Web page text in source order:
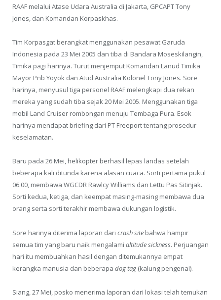
RAAF melalui Atase Udara Australia di Jakarta, GPCAPT Tony
Jones, dan Komandan Korpaskhas.
Tim Korpasgat berangkat menggunakan pesawat Garuda
Indonesia pada 23 Mei 2005 dan tiba di Bandara Moseskilangin,
Timika pagi harinya. Turut menjemput Komandan Lanud Timika
Mayor Pnb Yoyok dan Atud Australia Kolonel Tony Jones. Sore
harinya, menyusul tiga personel RAAF melengkapi dua rekan
mereka yang sudah tiba sejak 20 Mei 2005. Menggunakan tiga
mobil Land Cruiser rombongan menuju Tembaga Pura. Esok
harinya mendapat briefing dari PT Freeport tentang prosedur
keselamatan.
Baru pada 26 Mei, helikopter berhasil lepas landas setelah
beberapa kali ditunda karena alasan cuaca. Sorti pertama pukul
06.00, membawa WGCDR Rawlcy Williams dan Lettu Pas Sitinjak.
Sorti kedua, ketiga, dan keempat masing-masing membawa dua
orang serta sorti terakhir membawa dukungan logistik.
Sore harinya diterima laporan dari crash site bahwa hampir
semua tim yang baru naik mengalami altitude sickness. Perjuangan
hari itu membuahkan hasil dengan ditemukannya empat
kerangka manusia dan beberapa dog tag (kalung pengenal).
Siang, 27 Mei, posko menerima laporan dari lokasi telah temukan